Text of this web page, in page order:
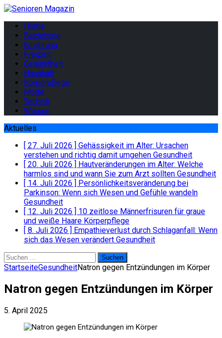
Home
Beziehung
Ernährung
Freizeit
Gesundheit
Haushalt
Körperpflege
Mode
Technik
Wissen
Aktuelles
[ 27. Juli 2026 ] Gehässigkeit im Alter: Ursachen
verstehen und richtig damit umgehen Gesundheit
[ 20. Juli 2026 ] Hautveränderungen im Alter: Welche
harmlos sind und wann Sie zum Arzt sollten Gesundheit
[ 14. Juli 2026 ] Persönlichkeitsveränderung bei
Parkinson: Wenn sich Wesen und Gefühle wandeln
Gesundheit
[ 12. Juli 2026 ] 10 zeitlose Männerfrisuren für graue
und weiße Haare Körperpflege
[ 8. Juli 2026 ] Empathieverlust durch Schlaganfall: Wenn
sich das Wesen verändert Gesundheit
Suchen
nach:
StartseiteGesundheitNatron gegen Entzündungen im Körper
Natron gegen Entzündungen im Körper
5. April 2025